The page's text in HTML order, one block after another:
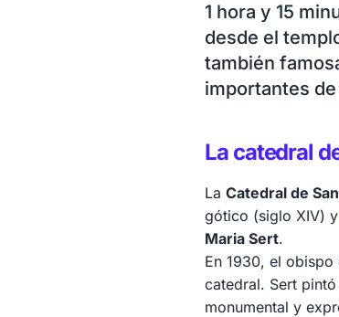
1 hora y 15
desde el
también
importantes
La catedral
La Catedral de
gótico (siglo XIV)
Maria Sert.
En 1930, el
catedral. Sert
monumental y